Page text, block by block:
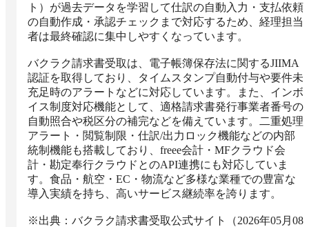
ト）が過去データを学習して仕訳の自動入力・支払依頼
の自動作成・承認チェックまで対応するため、経理担当
者は最終確認に集中しやすくなっています。
バクラク請求書受取は、電子帳簿保存法に関するJIIMA
認証を取得しており、タイムスタンプ自動付与や要件未
充足時のアラートなどに対応しています。また、インボ
イス制度対応機能として、適格請求書発行事業者番号の
自動照合や税区分の補完などを備えています。二重処理
アラート・閲覧制限・仕訳/出力ロック機能などの内部
統制機能も搭載しており、freee会計・MFクラウド会
計・勘定奉行クラウドとのAPI連携にも対応していま
す。食品・航空・EC・物流など多様な業種での豊富な
導入実績を持ち、高いサービス継続率を誇ります。
※出典：バクラク請求書受取公式サイト（2026年05月08